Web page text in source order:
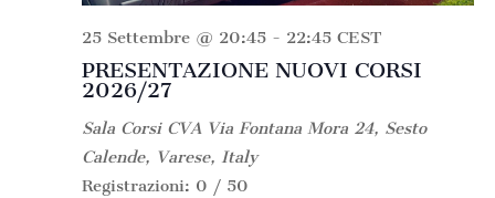
PRESENTAZIONE NUOVI CORSI
2026/27
25 Settembre @ 20:45- 22:45 CEST
Sala Corsi CVA Via Fontana Mora 24, Sesto
Calende, Varese, Italy
Registrazioni: 0 / 50